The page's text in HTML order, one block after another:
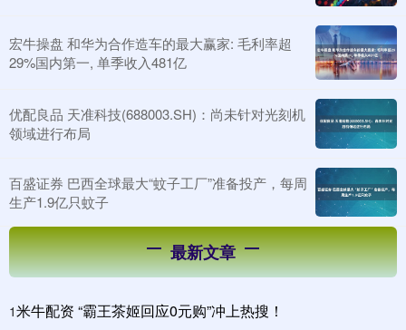
宏牛操盘 和华为合作造车的最大赢家: 毛利率超
29%国内第一, 单季收入481亿
优配良品 天准科技(688003.SH)：尚未针对光刻机
领域进行布局
百盛证券 巴西全球最大“蚊子工厂”准备投产，每周
生产1.9亿只蚊子
最新文章
1米牛配资 “霸王茶姬回应0元购”冲上热搜！